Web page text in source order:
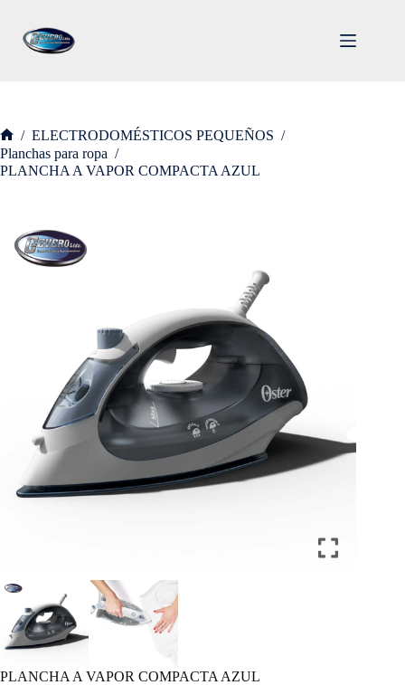
contenido
Inicio
/ ELECTRODOMÉSTICOS PEQUEÑOS /
Planchas para ropa /
PLANCHA A VAPOR COMPACTA AZUL
PLANCHA A VAPOR COMPACTA AZUL